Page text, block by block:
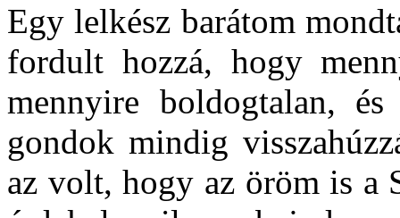
Egy lelkész barátom
fordult hozzá, hogy
mennyire boldogtalan,
gondok mindig
az volt, hogy az öröm is a